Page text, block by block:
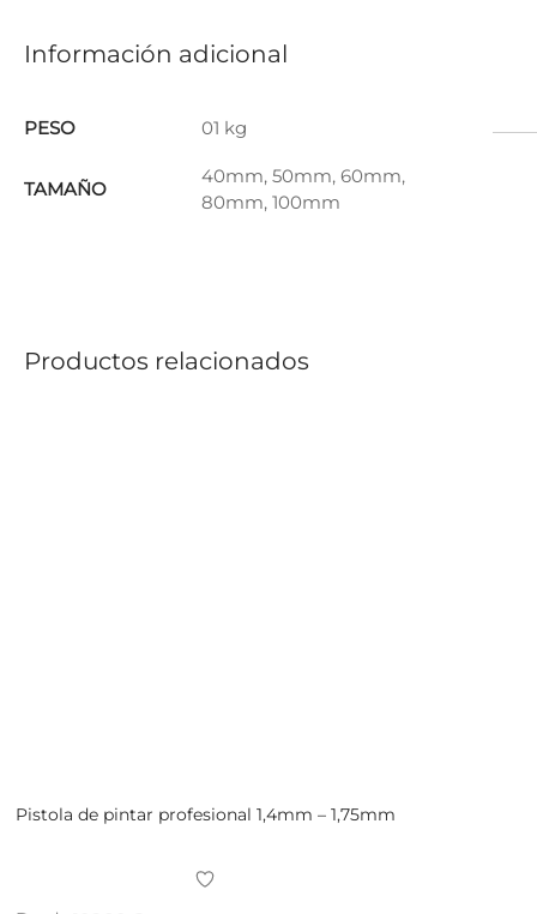
Información adicional
PESO 01 kg
TAMAÑO
40mm, 50mm, 60mm,
80mm, 100mm
Productos relacionados
Pistola de pintar profesional 1,4mm – 1,75mm